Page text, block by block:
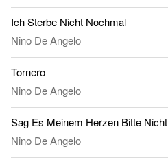
Ich Sterbe Nicht Nochmal
Nino De Angelo
Tornero
Nino De Angelo
Sag Es Meinem Herzen Bitte Nicht
Nino De Angelo